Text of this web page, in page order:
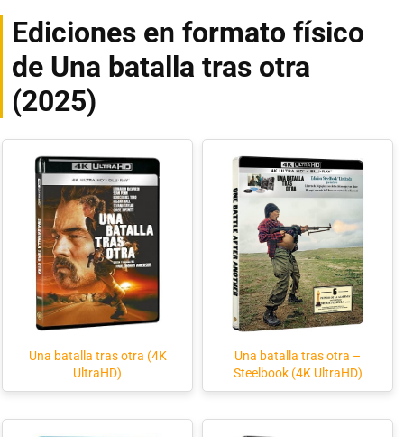
Ediciones en formato físico
de Una batalla tras otra
(2025)
Una batalla tras otra (4K
UltraHD)
Una batalla tras otra –
Steelbook (4K UltraHD)